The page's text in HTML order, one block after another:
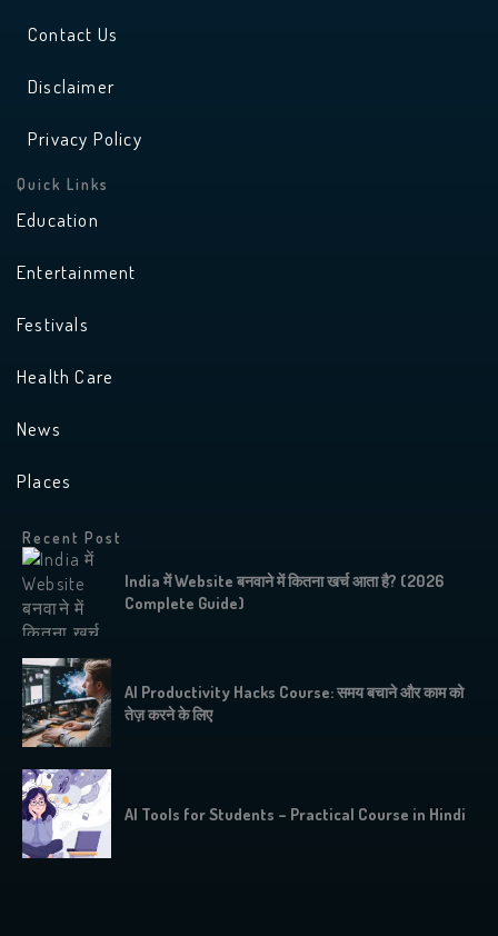
Contact Us
Disclaimer
Privacy Policy
Quick Links
Education
Entertainment
Festivals
Health Care
News
Places
Recent Post
India में Website बनवाने में कितना खर्च आता है? (2026
Complete Guide)
AI Productivity Hacks Course: समय बचाने और काम को
तेज़ करने के लिए
AI Tools for Students – Practical Course in Hindi